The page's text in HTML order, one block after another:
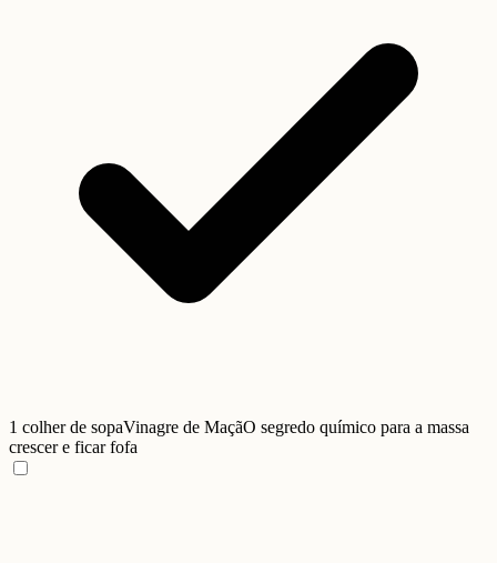
1 colher de sopaVinagre de MaçãO segredo químico para a massa
crescer e ficar fofa